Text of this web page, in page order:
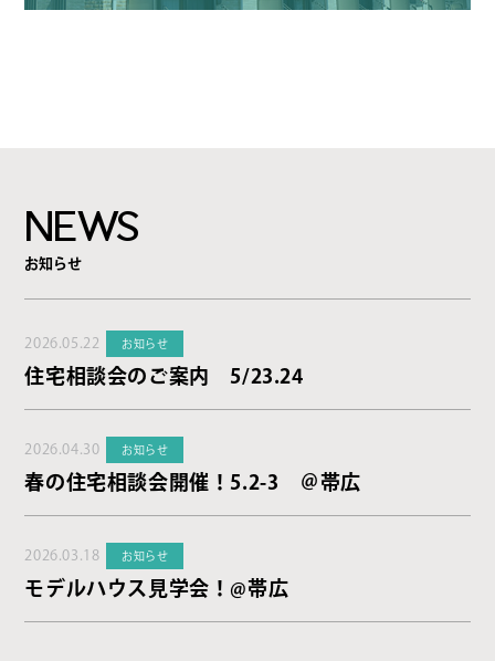
NEWS
お知らせ
2026.05.22 お知らせ
住宅相談会のご案内 5/23.24
2026.04.30 お知らせ
春の住宅相談会開催！5.2-3 ＠帯広
2026.03.18 お知らせ
モデルハウス見学会！@帯広